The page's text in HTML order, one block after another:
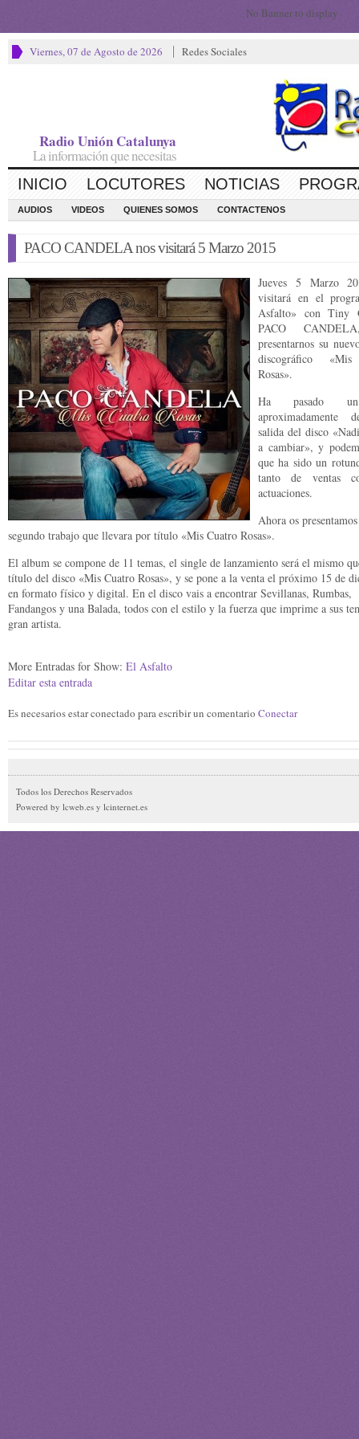
No Banner to display
Viernes, 07 de Agosto de 2026 Redes Sociales
Radio Unión Catalunya
La información que necesitas
INICIO LOCUTORES NOTICIAS
AUDIOS VIDEOS QUIENES SOMOS CONTACTENOS
PACO CANDELA nos visitará 5 Marzo 2015
Jueves 5 Marzo
visitará en el
Asfalto» con Tiny
PACO
presentarnos su
discográfico
Rosas».
Ha pasado
aproximadamente
salida del disco
a cambiar», y
que ha sido un
tanto de ventas
actuaciones.
Ahora os
segundo trabajo que llevara por título «Mis Cuatro Rosas».
El album se compone de 11 temas, el single de lanzamiento será el mismo
título del disco «Mis Cuatro Rosas», y se pone a la venta el próximo 15 de
en formato físico y digital. En el disco vais a encontrar Sevillanas, Rumbas,
Fandangos y una Balada, todos con el estilo y la fuerza que imprime a sus
gran artista.
More Entradas for Show: El Asfalto
Editar esta entrada
Es necesarios estar conectado para escribir un comentario Conectar
Todos los Derechos Reservados
Powered by lcweb.es y lcinternet.es